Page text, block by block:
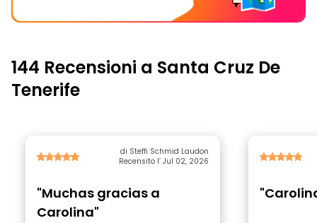
144 Recensioni a Santa Cruz De
Tenerife
di Steffi Schmid Laudon
Recensito l’ Jul 02, 2026
"Muchas gracias a
Carolina"